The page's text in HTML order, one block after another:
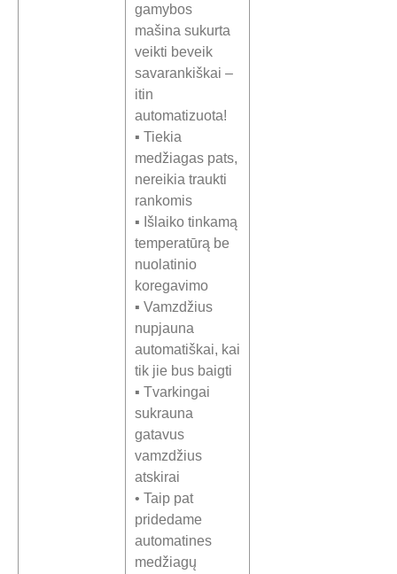
gamybos
mašina sukurta
veikti beveik
savarankiškai –
itin
automatizuota!
▪ Tiekia
medžiagas pats,
nereikia traukti
rankomis
▪ Išlaiko tinkamą
temperatūrą be
nuolatinio
koregavimo
▪ Vamzdžius
nupjauna
automatiškai, kai
tik jie bus baigti
▪ Tvarkingai
sukrauna
gatavus
vamzdžius
atskirai
• Taip pat
pridedame
automatines
medžiagų